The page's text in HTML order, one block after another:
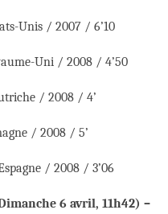
Unis / 2007 / 6’10
Uni / 2008 / 4’50
/ 2008 / 4’
/ 2008 / 5’
/ 2008 / 3’06
6 avril, 11h42) –